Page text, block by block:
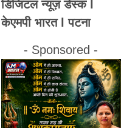
डिजिटल न्यूज़ डेस्क l
केएमपी भारत l पटना
- Sponsored -